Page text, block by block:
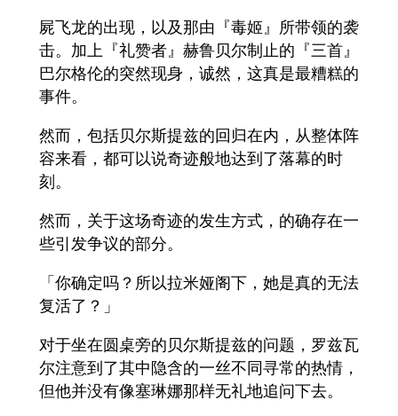
屍飞龙的出现，以及那由『毒姬』所带领的袭
击。加上『礼赞者』赫鲁贝尔制止的『三首』
巴尔格伦的突然现身，诚然，这真是最糟糕的
事件。
然而，包括贝尔斯提兹的回归在内，从整体阵
容来看，都可以说奇迹般地达到了落幕的时
刻。
然而，关于这场奇迹的发生方式，的确存在一
些引发争议的部分。
「你确定吗？所以拉米娅阁下，她是真的无法
复活了？」
对于坐在圆桌旁的贝尔斯提兹的问题，罗兹瓦
尔注意到了其中隐含的一丝不同寻常的热情，
但他并没有像塞琳娜那样无礼地追问下去。